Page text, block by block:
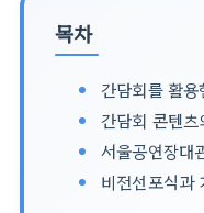
목차
간담회를 활
간담회 콘텐
서울공연장대
비전선포식과